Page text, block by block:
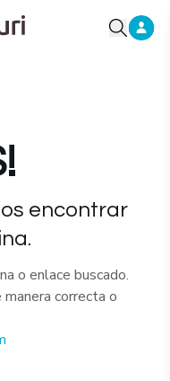
encontrar
o enlace buscado.
correcta o